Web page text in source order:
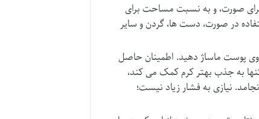
صورت، و به نسبت مساحت برای
در صورت، دست ها، گردن و سایر
روی پوست ماساژ دهید. اطمینان حاصل
به جذب بهتر کرم کمک می کند،
نیازی به فشار زیاد نیست؛